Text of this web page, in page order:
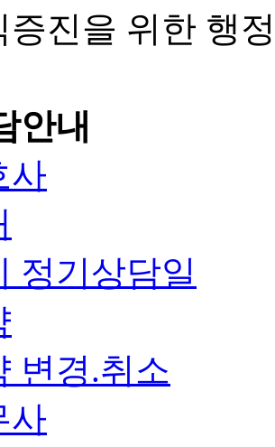
증진을 위한 행
안내
사
정기상담일
변경.취소
사